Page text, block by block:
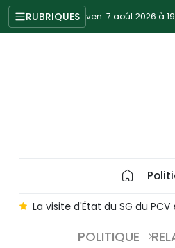
RUBRIQUES ven. 7 août 2026 à
La visite d'État du SG du
POLITIQUE